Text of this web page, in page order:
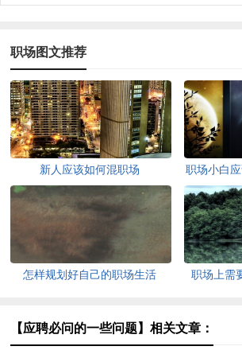
职场图文推荐
新人应该如何混职场
职场小白
怎样规划好自己的职场生活 职场上需
【应聘必问的一些问题】相关文章：